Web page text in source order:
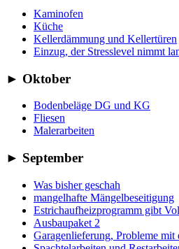
Kaminofen
Küche
Kellerdämmung und Kellertüren
Einzug, der Stresslevel nimmt
► Oktober
Bodenbeläge DG und KG
Fliesen
Malerarbeiten
► September
Was bisher geschah
mangelhafte Mängelbeseitigung
Estrichaufheizprogramm gibt
Ausbaupaket 2
Garagenlieferung, Probleme mit